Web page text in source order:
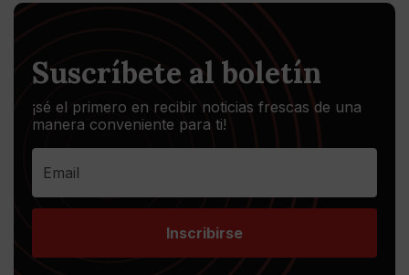
Suscríbete al boletín
¡sé el primero en recibir noticias frescas de una
manera conveniente para ti!
Inscribirse